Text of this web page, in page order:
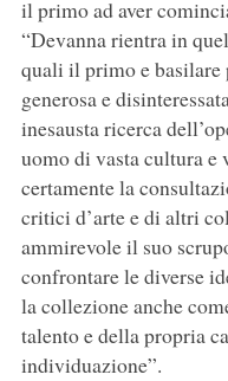
il primo ad aver
“Devanna rientra in
quali il primo e basilare
generosa e
inesausta ricerca
uomo di vasta cultura e
certamente la
critici d’arte e di altri
ammirevole il suo
confrontare le diverse
la collezione anche
talento e della propria
individuazione”.